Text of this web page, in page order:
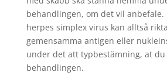
behandlingen, om det vil
herpes simplex virus kan alltså
gemensamma antigen eller
under det att typbestämning, at
behandlingen.